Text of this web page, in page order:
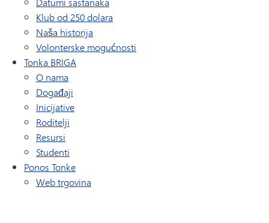
Klub od 250 dolara
Naša historija
Volonterske mogućnosti
Tonka BRIGA
O nama
Događaji
Inicijative
Roditelji
Resursi
Studenti
Ponos Tonke
Web trgovina